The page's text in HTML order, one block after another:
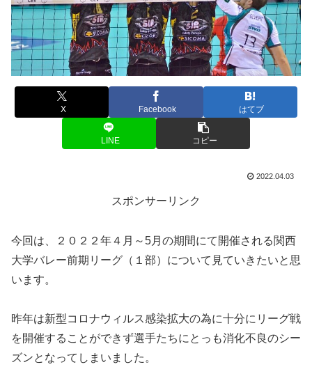
X Facebook はてブ
LINE コピー
2022.04.03
スポンサーリンク
今回は、２０２２年４月～5月の期間にて開催される関西
大学バレー前期リーグ（１部）について見ていきたいと思
います。
昨年は新型コロナウィルス感染拡大の為に十分にリーグ戦
を開催することができず選手たちにとっも消化不良のシー
ズンとなってしまいました。